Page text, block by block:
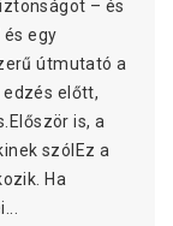
– és
és egy
útmutató a
előtt,
is, a
szólEz a
Ha